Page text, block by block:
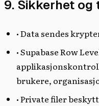
9. Sikkerhet
• Data sendes
• Supabase Row
brukere,
• Private filer